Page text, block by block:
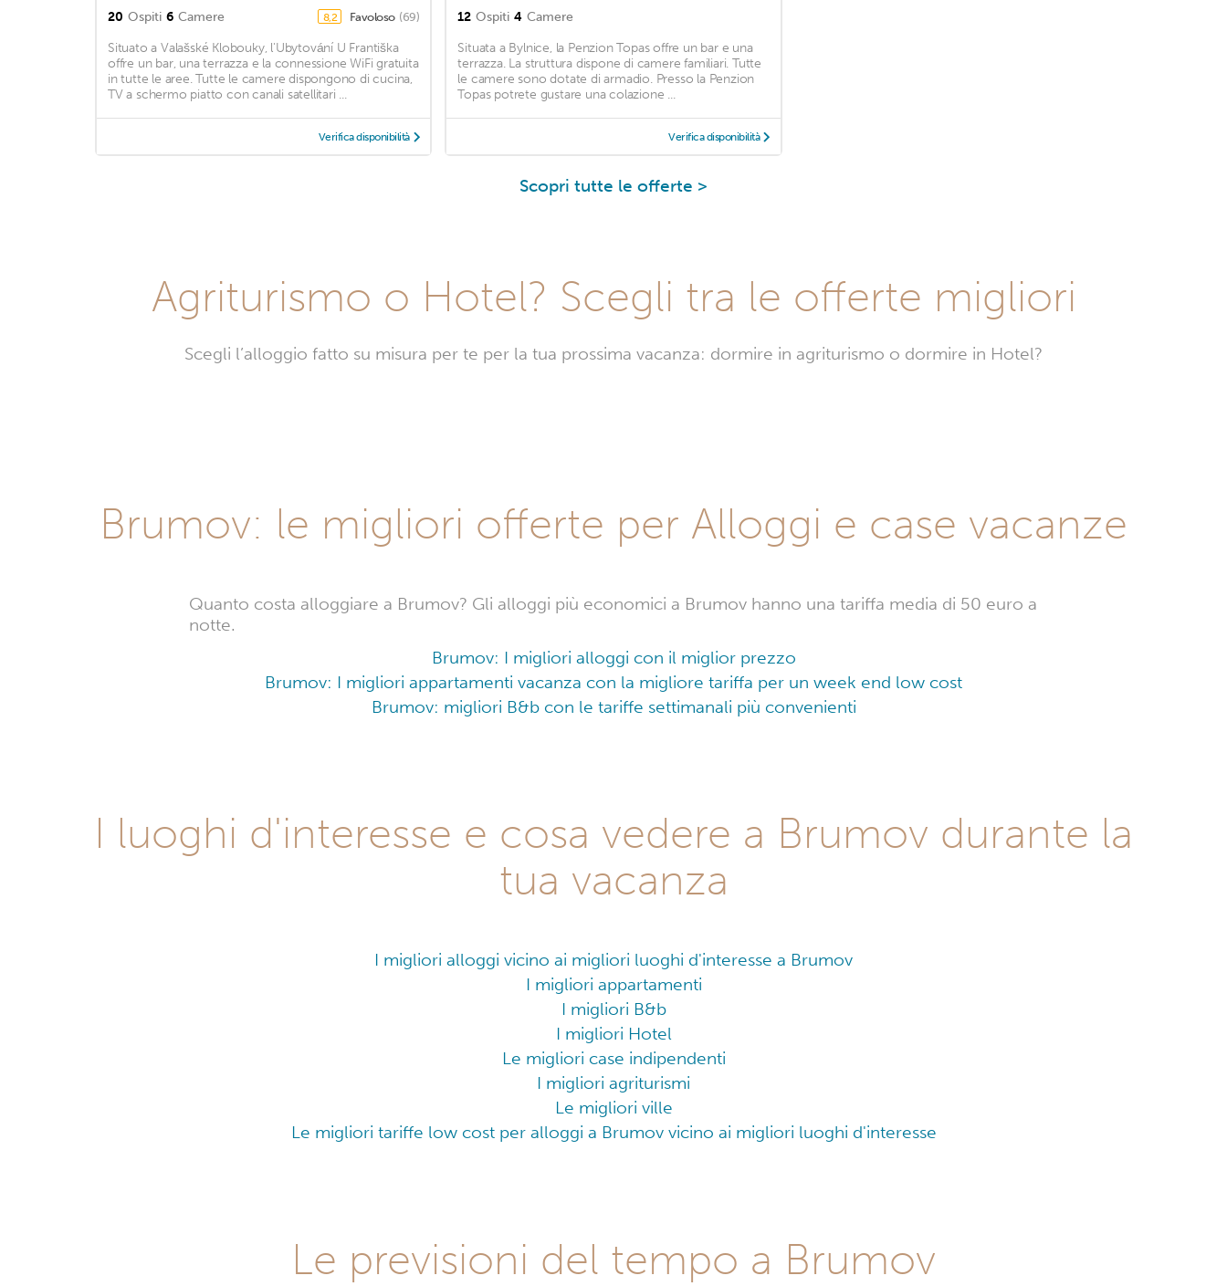
20 Ospiti 6 Camere 8,2 Favoloso (69)
Situato a Valašské Klobouky, l'Ubytování U Františka
offre un bar, una terrazza e la connessione WiFi gratuita
in tutte le aree. Tutte le camere dispongono di cucina,
TV a schermo piatto con canali satellitari ...
Verifica disponibilità
12 Ospiti 4 Camere
Situata a Bylnice, la Penzion Topas offre un bar e una
terrazza. La struttura dispone di camere familiari. Tutte
le camere sono dotate di armadio. Presso la Penzion
Topas potrete gustare una colazione ...
Verifica disponibilità
Scopri tutte le offerte >
Agriturismo o Hotel? Scegli tra le offerte migliori
Scegli l’alloggio fatto su misura per te per la tua prossima vacanza: dormire in agriturismo o dormire in Hotel?
Brumov: le migliori offerte per Alloggi e case vacanze
Quanto costa alloggiare a Brumov? Gli alloggi più economici a Brumov hanno una tariffa media di 50 euro a
notte.
Brumov: I migliori alloggi con il miglior prezzo
Brumov: I migliori appartamenti vacanza con la migliore tariffa per un week end low cost
Brumov: migliori B&b con le tariffe settimanali più convenienti
I luoghi d'interesse e cosa vedere a Brumov durante la
tua vacanza
I migliori alloggi vicino ai migliori luoghi d'interesse a Brumov
I migliori appartamenti
I migliori B&b
I migliori Hotel
Le migliori case indipendenti
I migliori agriturismi
Le migliori ville
Le migliori tariffe low cost per alloggi a Brumov vicino ai migliori luoghi d'interesse
Le previsioni del tempo a Brumov